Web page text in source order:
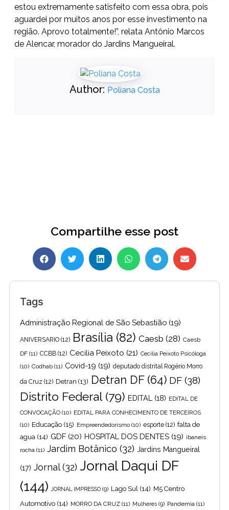
estou extremamente satisfeito com essa obra, pois
aguardei por muitos anos por esse investimento na
região. Aprovo totalmente!”, relata Antônio Marcos
de Alencar, morador do Jardins Mangueiral.
Author: Poliana Costa
Compartilhe esse post
Tags
Administração Regional de São Sebastião (19)
ANIVERSARIO (12) Brasília (82) Caesb (28) Caesb
DF (11) CCBB (12) Cecilia Peixoto (21) Cecília Peixoto Psicóloga
(10) Codhab (11) Covid-19 (19) deputado distrital Rogério Morro
da Cruz (12) Detran (13) Detran DF(64) DF (38)
Distrito Federal(79) EDITAL (18) EDITAL DE
CONVOCAÇÃO (10) EDITAL PARA CONHECIMENTO DE TERCEIROS
(10) Educação (15) Empreendedorismo (10) esporte (12) falta de
agua (14) GDF (20) HOSPITAL DOS DENTES (19) ibaneis
rocha (11) Jardim Botânico (32) Jardins Mangueiral
(17) Jornal(32) Jornal Daqui DF
(144)
JORNAL IMPRESSO (9) Lago Sul (14) M5 Centro
Automotivo (14) MORRO DA CRUZ (11) Mulheres (9) Pandemia (11)